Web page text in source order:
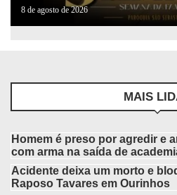
8 de agosto de 2026
MAIS
Homem é preso por agredir e
com arma na saída de
Acidente deixa um morto e
Raposo Tavares em Ourinhos